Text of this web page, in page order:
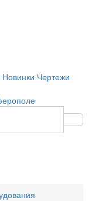
Новинки Чертежи